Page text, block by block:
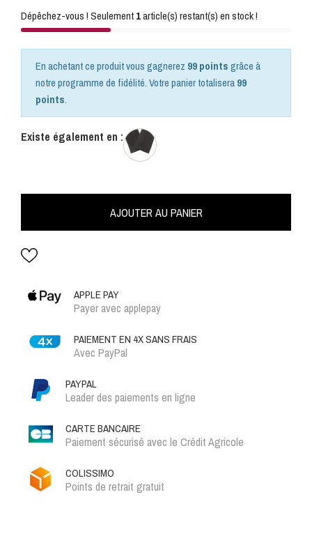
Dépêchez-vous ! Seulement1article(s) restant(s) en stock !
En achetant ce produit vous gagnerez 99 pointsgrâce à
notre programme de fidélité. Votre panier totalisera99
points.
Existe également en :
AJOUTER AU PANIER
APPLE PAY
Payer avec applepay
PAIEMENT EN 4X SANS FRAIS
Avec PayPal
PAYPAL
Leader des paiements en ligne
CARTE BANCAIRE
Paiement sécurisé avec le Crédit Agricole
COLISSIMO
Points de retrait gratuit